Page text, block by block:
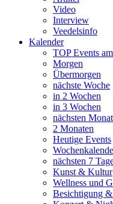
Video
Interview
Veedelsinfo
Kalender
TOP Events
Morgen
Übermorgen
nächste Woche
in 2 Wochen
in 3 Wochen
nächsten Monat
2 Monaten
Heutige Events
nächsten 7
Kunst & Kultur
Wellness und
Besichtigung